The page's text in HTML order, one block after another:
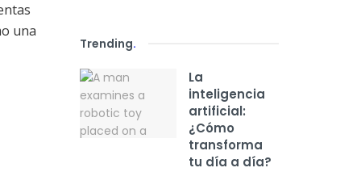
una
Trending.
La
inteligencia
artificial:
¿Cómo
transforma
tu día a día?